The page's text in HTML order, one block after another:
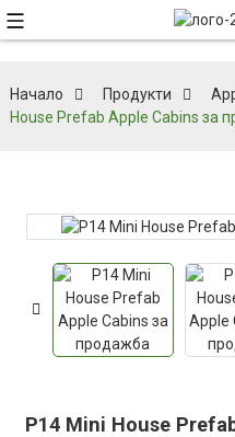
Начало Продукти
House Prefab Apple Cabins за
P14 Mini House